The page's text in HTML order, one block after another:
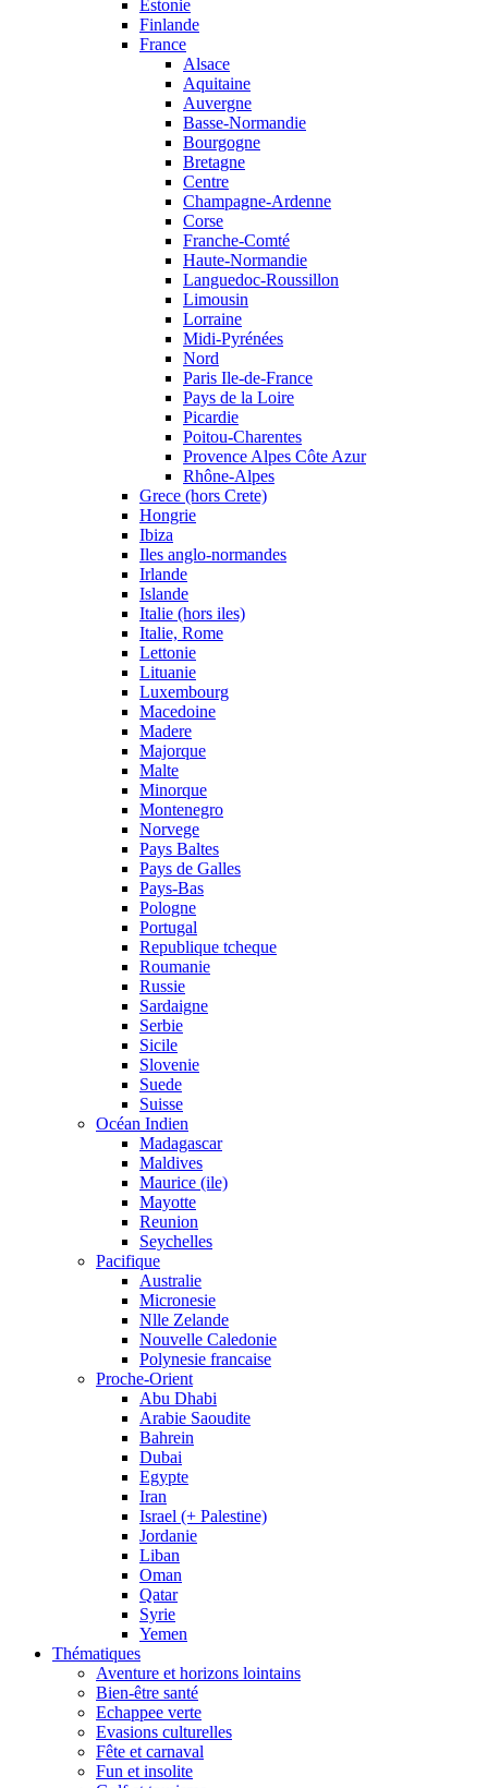
Estonie
Finlande
France
Alsace
Aquitaine
Auvergne
Basse-Normandie
Bourgogne
Bretagne
Centre
Champagne-Ardenne
Corse
Franche-Comté
Haute-Normandie
Languedoc-Roussillon
Limousin
Lorraine
Midi-Pyrénées
Nord
Paris Ile-de-France
Pays de la Loire
Picardie
Poitou-Charentes
Provence Alpes Côte Azur
Rhône-Alpes
Grece (hors Crete)
Hongrie
Ibiza
Iles anglo-normandes
Irlande
Islande
Italie (hors iles)
Italie, Rome
Lettonie
Lituanie
Luxembourg
Macedoine
Madere
Majorque
Malte
Minorque
Montenegro
Norvege
Pays Baltes
Pays de Galles
Pays-Bas
Pologne
Portugal
Republique tcheque
Roumanie
Russie
Sardaigne
Serbie
Sicile
Slovenie
Suede
Suisse
Océan Indien
Madagascar
Maldives
Maurice (ile)
Mayotte
Reunion
Seychelles
Pacifique
Australie
Micronesie
Nlle Zelande
Nouvelle Caledonie
Polynesie francaise
Proche-Orient
Abu Dhabi
Arabie Saoudite
Bahrein
Dubai
Egypte
Iran
Israel (+ Palestine)
Jordanie
Liban
Oman
Qatar
Syrie
Yemen
Thématiques
Aventure et horizons lointains
Bien-être santé
Echappee verte
Evasions culturelles
Fête et carnaval
Fun et insolite